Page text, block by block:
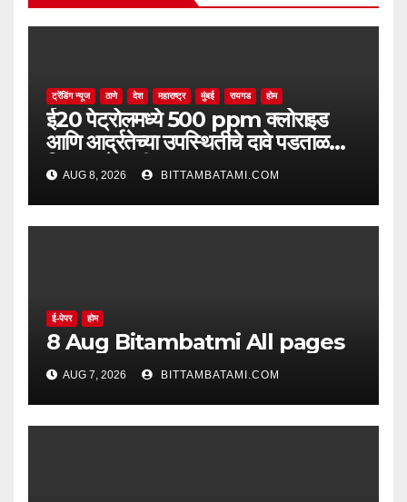
ट्रेंडिंग न्यूज ठाणे देश महाराष्ट्र मुंबई रायगड होम
ई20 पेट्रोलमध्ये 500 ppm क्लोराइड
आणि आर्द्रतेच्या उपस्थितीचे दावे पडताळणीत
सिद्ध झाले नाहीत
AUG 8, 2026 BITTAMBATAMI.COM
ई-पेपर होम
8 Aug Bitambatmi All pages
AUG 7, 2026 BITTAMBATAMI.COM